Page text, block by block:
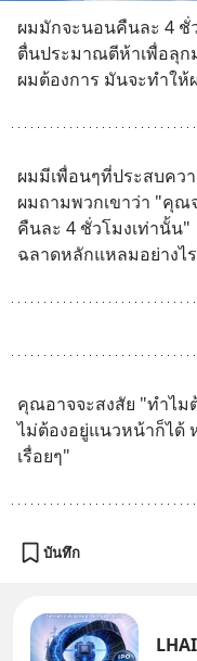
ผมมักจะนอนคืนละ 4 ชั่
ตื่นประมาณตีห้าเพื่อลุ
ผมต้องการ มันจะทำใ
ผมมีเพื่อนๆที่ประสบคว
ผมถามพวกเขาว่า "คุณ
คืนละ 4 ชั่วโมงเท่านั้น
ฉลาดหลักแหลมอย่างไ
คุณอาจจะสงสัย "ทำไ
ไม่ต้องอยู่แนวหน้าก็ไ
เรื่อยๆ"
บันทึก